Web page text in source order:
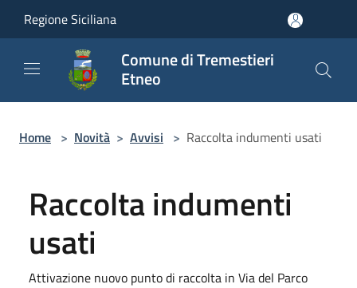
Regione Siciliana
Comune di Tremestieri
Etneo
Home > Novità > Avvisi > Raccolta indumenti usati
Raccolta indumenti
usati
Attivazione nuovo punto di raccolta in Via del Parco